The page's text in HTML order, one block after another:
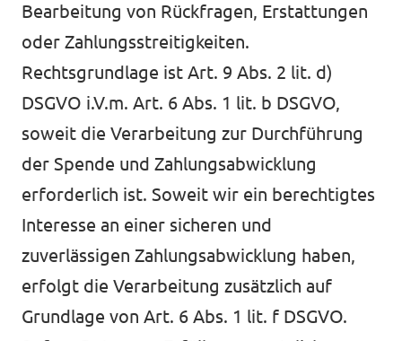
Bearbeitung von Rückfragen, Erstattungen
oder Zahlungsstreitigkeiten.
Rechtsgrundlage ist Art. 9 Abs. 2 lit. d)
DSGVO i.V.m. Art. 6 Abs. 1 lit. b DSGVO,
soweit die Verarbeitung zur Durchführung
der Spende und Zahlungsabwicklung
erforderlich ist. Soweit wir ein berechtigtes
Interesse an einer sicheren und
zuverlässigen Zahlungsabwicklung haben,
erfolgt die Verarbeitung zusätzlich auf
Grundlage von Art. 6 Abs. 1 lit. f DSGVO.